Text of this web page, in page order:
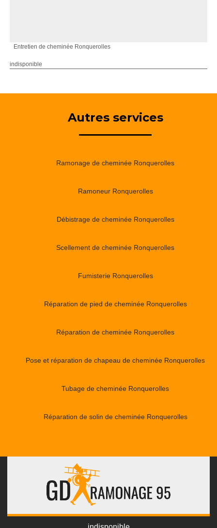
Entretien de cheminée Ronquerolles
indisponible
Autres services
Ramonage de cheminée Ronquerolles
Ramoneur Ronquerolles
Débistrage de cheminée Ronquerolles
Scellement de cheminée Ronquerolles
Fumisterie Ronquerolles
Réparation de pied de cheminée Ronquerolles
Réparation de cheminée Ronquerolles
Pose et réparation de chapeau de cheminée Ronquerolles
Tubage de cheminée Ronquerolles
Réparation de solin de cheminée Ronquerolles